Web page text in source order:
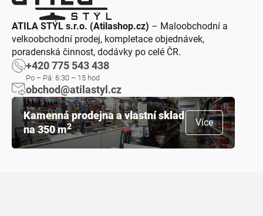
ATILA STÝL s.r.o. (Atilashop.cz) – Maloobchodní a
velkoobchodní prodej, kompletace objednávek,
poradenská činnost, dodávky po celé ČR.
+420 775 543 438
Po – Pá: 6:30 – 15 hod
obchod@atilastyl.cz
Kamenná prodejna a vlastní sklad
na 350 m2 Více